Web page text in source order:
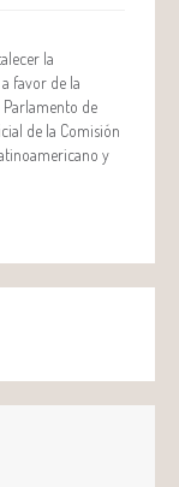
la
favor de la
de
de la Comisión
y